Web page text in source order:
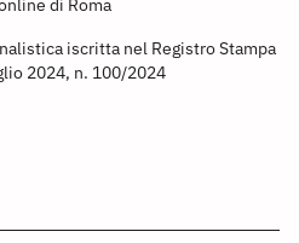
di Roma
iscritta nel Registro Stampa
2024, n. 100/2024